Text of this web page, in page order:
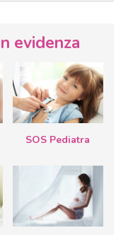
evidenza
SOS Pediatra